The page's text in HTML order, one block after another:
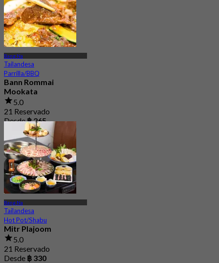
Bang Na
Tailandesa
Parrilla/BBQ
Bann Rommai
Mookata
5.0
21 Reservado
Desde฿ 265
Bang Na
Tailandesa
Hot Pot/Shabu
Mitr Plajoom
5.0
21 Reservado
Desde ฿ 330